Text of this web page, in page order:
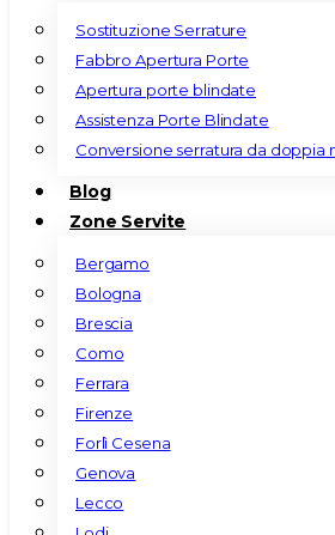
Sostituzione Serrature
Fabbro Apertura Porte
Apertura porte blindate
Assistenza Porte Blindate
Conversione serratura da
Blog
Zone Servite
Bergamo
Bologna
Brescia
Como
Ferrara
Firenze
Forlì Cesena
Genova
Lecco